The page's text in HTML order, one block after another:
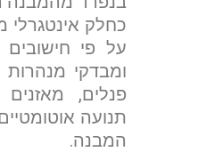
כחלק אינטגרלי
על פי חישובים
ומבדקי
פנלים, מאזנים
תנועה
המבנה.